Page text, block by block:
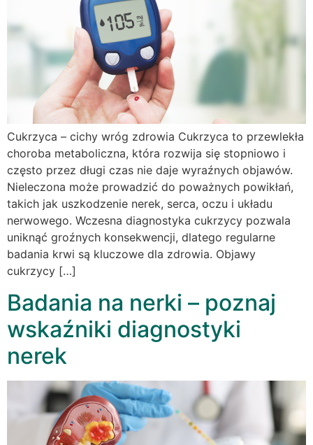
Cukrzyca – cichy wróg zdrowia Cukrzyca to przewlekła
choroba metaboliczna, która rozwija się stopniowo i
często przez długi czas nie daje wyraźnych objawów.
Nieleczona może prowadzić do poważnych powikłań,
takich jak uszkodzenie nerek, serca, oczu i układu
nerwowego. Wczesna diagnostyka cukrzycy pozwala
uniknąć groźnych konsekwencji, dlatego regularne
badania krwi są kluczowe dla zdrowia. Objawy
cukrzycy […]
Badania na nerki – poznaj
wskaźniki diagnostyki
nerek